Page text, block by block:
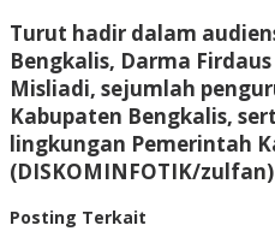
Turut hadir dalam
Bengkalis, Darma
Misliadi, sejumlah
Kabupaten Bengkalis,
lingkungan Pemerintah
(DISKOMINFOTIK/zulfan)
Posting Terkait